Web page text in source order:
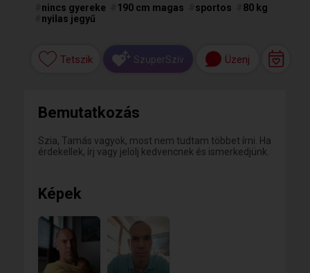
nincs gyereke 190 cm magas sportos
80 kg
nyilas jegyű
Tetszik SzuperSzív Üzenj
Bemutatkozás
Szia, Tamás vagyok, most nem tudtam többet írni. Ha
érdekellek, írj vagy jelölj kedvencnek és ismerkedjünk.
Képek